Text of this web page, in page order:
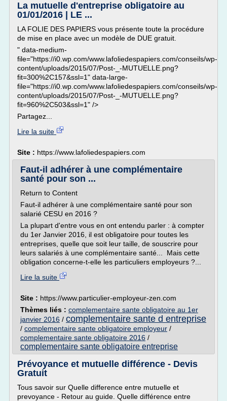
La mutuelle d'entreprise obligatoire au
01/01/2016 | LE ...
LA FOLIE DES PAPIERS vous présente toute la procédure
de mise en place avec un modèle de DUE gratuit.
" data-medium-
file="https://i0.wp.com/www.lafoliedespapiers.com/conseils/wp-
content/uploads/2015/07/Post-_-MUTUELLE.png?
fit=300%2C157&ssl=1" data-large-
file="https://i0.wp.com/www.lafoliedespapiers.com/conseils/wp-
content/uploads/2015/07/Post-_-MUTUELLE.png?
fit=960%2C503&ssl=1" />
Partagez...
Lire la suite
Site : https://www.lafoliedespapiers.com
Faut-il adhérer à une complémentaire
santé pour son ...
Return to Content
Faut-il adhérer à une complémentaire santé pour son
salarié CESU en 2016 ?
La plupart d'entre vous en ont entendu parler : à compter
du 1er Janvier 2016, il est obligatoire pour toutes les
entreprises, quelle que soit leur taille, de souscrire pour
leurs salariés à une complémentaire santé... Mais cette
obligation concerne-t-elle les particuliers employeurs ?...
Lire la suite
Site : https://www.particulier-employeur-zen.com
Thèmes liés : complementaire sante obligatoire au 1er
janvier 2016 / complementaire sante d entreprise
/ complementaire sante obligatoire employeur /
complementaire sante obligatoire 2016 /
complementaire sante obligatoire entreprise
Prévoyance et mutuelle différence - Devis
Gratuit
Tous savoir sur Quelle difference entre mutuelle et
prevoyance - Retour au guide. Quelle différence entre